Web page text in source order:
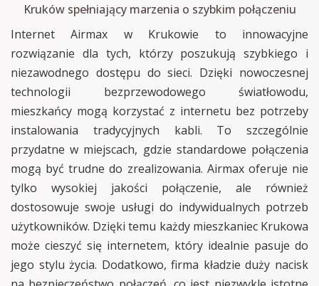
Kruków spełniający marzenia o szybkim połączeniu
Internet Airmax w Krukowie to innowacyjne
rozwiązanie dla tych, którzy poszukują szybkiego i
niezawodnego dostępu do sieci. Dzięki nowoczesnej
technologii bezprzewodowego światłowodu,
mieszkańcy mogą korzystać z internetu bez potrzeby
instalowania tradycyjnych kabli. To szczególnie
przydatne w miejscach, gdzie standardowe połączenia
mogą być trudne do zrealizowania. Airmax oferuje nie
tylko wysokiej jakości połączenie, ale również
dostosowuje swoje usługi do indywidualnych potrzeb
użytkowników. Dzięki temu każdy mieszkaniec Krukowa
może cieszyć się internetem, który idealnie pasuje do
jego stylu życia. Dodatkowo, firma kładzie duży nacisk